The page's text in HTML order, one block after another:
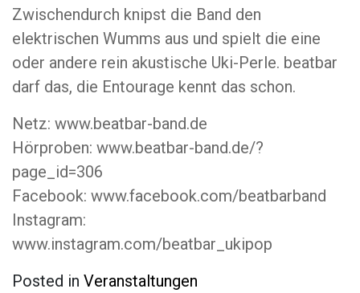
Zwischendurch knipst die Band den
elektrischen Wumms aus und spielt die eine
oder andere rein akustische Uki-Perle. beatbar
darf das, die Entourage kennt das schon.
Netz: www.beatbar-band.de
Hörproben: www.beatbar-band.de/?
page_id=306
Facebook: www.facebook.com/beatbarband
Instagram:
www.instagram.com/beatbar_ukipop
Posted in Veranstaltungen